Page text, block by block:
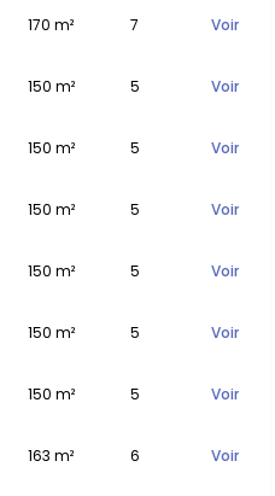
170 m² 7 Voir
150 m² 5 Voir
150 m² 5 Voir
150 m² 5 Voir
150 m² 5 Voir
150 m² 5 Voir
150 m² 5 Voir
163 m² 6 Voir